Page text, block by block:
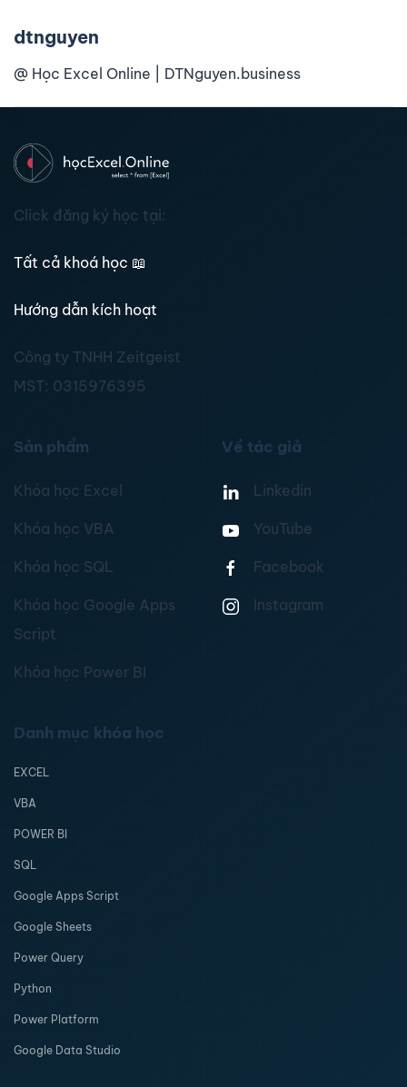
dtnguyen
@ Học Excel Online | DTNguyen.business
Click đăng ký học tại:
Tất cả khoá học 📖
Hướng dẫn kích hoạt
Công ty TNHH Zeitgeist
MST: 0315976395
Sản phẩm
Khóa học Excel
Khóa học VBA
Khóa học SQL
Khóa học Google Apps
Script
Khóa học Power BI
Về tác giả
Linkedin
YouTube
Facebook
Instagram
Danh mục khóa học
EXCEL
VBA
POWER BI
SQL
Google Apps Script
Google Sheets
Power Query
Python
Power Platform
Google Data Studio